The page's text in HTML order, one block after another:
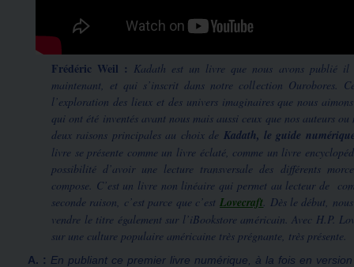
Frédéric Weil : Kadath est un livre que nous avons publié
maintenant, et qui s’inscrit dans notre collection Ourobores.
l’exploration des lieux et des univers imaginaires que nous
qui ont été inventés avant nous mais aussi ceux que nos auteurs
deux raisons principales au choix de Kadath, le guide
livre se présente comme un livre éclaté, comme un livre
possibilité d’avoir une lecture transversale des différents
compose. C’est un livre non linéaire qui permet au lecteur de
seconde raison, c’est parce que c’estLovecraft. Dès le début,
vendre le titre également sur l’iBookstore américain. Avec H.P.
sur une culture populaire américaine très prégnante, très présente.
A. : En publiant ce premier livre numérique, à la fois en